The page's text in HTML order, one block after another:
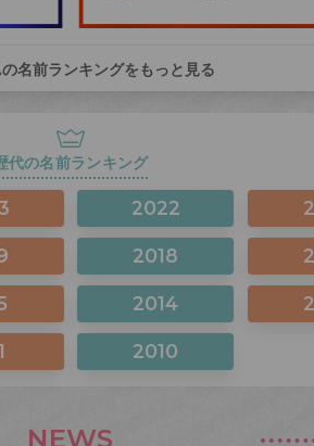
名前ランキングをもっと見る
代の名前ランキング
2022
2018
2014
2010
NEWS